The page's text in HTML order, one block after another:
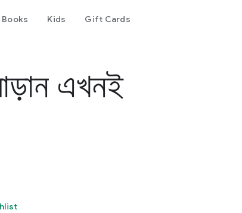
Books Kids Gift Cards
এখনই